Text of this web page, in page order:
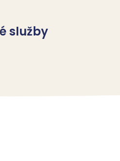
služby